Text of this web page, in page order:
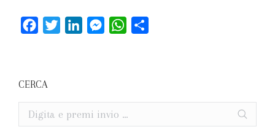
Facebook
Twitter LinkedInMessengerWhatsApp
CERCA
Cerca